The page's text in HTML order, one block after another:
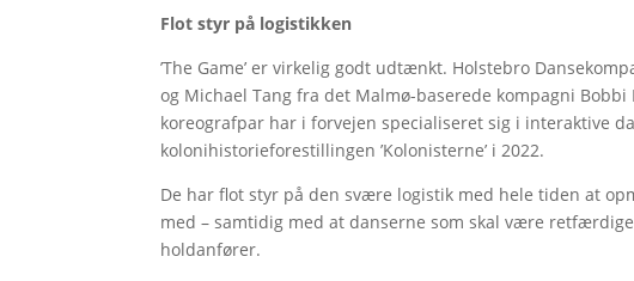
Flot styr på logistikken
’The Game’ er virkelig godt udtænkt. Holstebro
og Michael Tang fra det Malmø-baserede kompagni
koreografpar har i forvejen specialiseret sig i interaktive
kolonihistorieforestillingen ’Kolonisterne’ i 2022.
De har flot styr på den svære logistik med hele tiden at
med – samtidig med at danserne som skal være
holdanfører.